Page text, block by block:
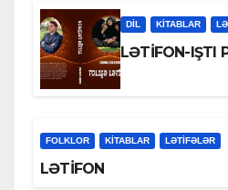
DİL KİTABLAR
LƏTİFON-IŞTI
FOLKLOR KİTABLAR LƏTIFƏLƏR
LƏTİFON